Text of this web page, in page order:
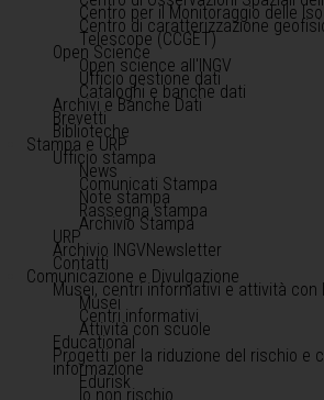
Centro per il Monitoraggio delle
Centro di caratterizzazione
Telescope (CCGET)
Open Science
Open science all'INGV
Ufficio gestione dati
Cataloghi e banche dati
Archivi e Banche Dati
Brevetti
Biblioteche
Stampa e URP
Ufficio stampa
News
Comunicati Stampa
Note stampa
Rassegna stampa
Archivio Stampa
URP
Archivio INGVNewsletter
Contatti
Comunicazione e Divulgazione
Musei, centri informativi e attività con
Musei
Centri informativi
Attività con scuole
Educational
Progetti per la riduzione del rischio e
informazione
Edurisk
Io non rischio